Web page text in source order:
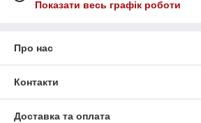
Показати весь графік роботи
Про нас
Контакти
Доставка та оплата